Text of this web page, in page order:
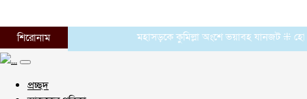
শিরোনাম মহাসড়কে কুমিল্লা অংশে ভয়াবহ যানজট ⁜
প্রচ্ছদ